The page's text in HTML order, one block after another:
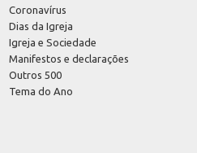
Coronavírus
Dias da Igreja
Igreja e Sociedade
Manifestos e declarações
Outros 500
Tema do Ano